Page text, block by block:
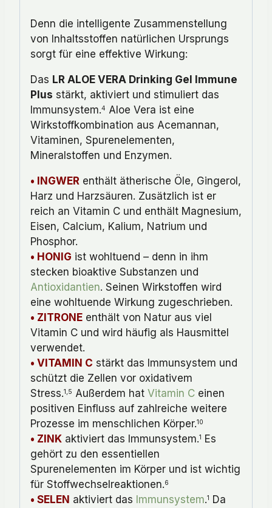
Denn die intelligente Zusammenstellung
von Inhaltsstoffen natürlichen Ursprungs
sorgt für eine effektive Wirkung:
Das LR ALOE VERA Drinking Gel Immune
Plus stärkt, aktiviert und stimuliert das
Immunsystem.4 Aloe Vera ist eine
Wirkstoffkombination aus Acemannan,
Vitaminen, Spurenelementen,
Mineralstoffen und Enzymen.
• INGWER enthält ätherische Öle, Gingerol,
Harz und Harzsäuren. Zusätzlich ist er
reich an Vitamin C und enthält Magnesium,
Eisen, Calcium, Kalium, Natrium und
Phosphor.
• HONIG ist wohltuend – denn in ihm
stecken bioaktive Substanzen und
Antioxidantien. Seinen Wirkstoffen wird
eine wohltuende Wirkung zugeschrieben.
• ZITRONE enthält von Natur aus viel
Vitamin C und wird häufig als Hausmittel
verwendet.
• VITAMIN C stärkt das Immunsystem und
schützt die Zellen vor oxidativem
Stress.1,5 Außerdem hat Vitamin C einen
positiven Einfluss auf zahlreiche weitere
Prozesse im menschlichen Körper.10
• ZINK aktiviert das Immunsystem.1
Es
gehört zu den essentiellen
Spurenelementen im Körper und ist wichtig
für Stoffwechselreaktionen.6
• SELEN aktiviert das Immunsystem.1
Da